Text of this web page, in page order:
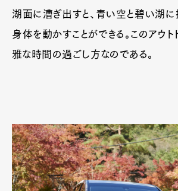
湖面に漕ぎ出すと、青い空と碧い湖に
身体を動かすことができる。このアウト
雅な時間の過ごし方なのである。